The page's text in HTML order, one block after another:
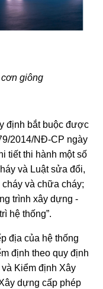
giông
định bắt buộc được
2014/NĐ-CP ngày
tiết thi hành một số
và Luật sửa đổi,
và chữa cháy;
trình xây dựng -
hệ thống”.
địa của hệ thống
định theo quy định
Kiểm định Xây
dựng cấp phép